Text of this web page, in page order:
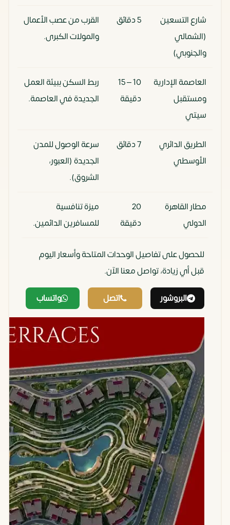
شارع التسعين
(الشمالي
والجنوبي)
5 دقائق
القرب من عصب الأعمال
والمولات الكبرى.
العاصمة الإدارية
ومستقبل
سيتي
10 – 15
دقيقة
ربط السكن ببيئة العمل
الجديدة في العاصمة.
الطريق الدائري
الأوسطي
7 دقائق
سرعة الوصول للمدن
الجديدة (العبور،
الشروق).
مطار القاهرة
الدولي
20
دقيقة
ميزة تنافسية
للمسافرين الدائمين.
للحصول على تفاصيل الوحدات المتاحة وأسعار اليوم
قبل أي زيادة، تواصل معنا الآن.
البروشور اتصل واتساب